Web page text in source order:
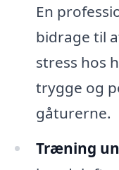
En
bidrage til
stress hos
trygge og
gåturerne.
Træning